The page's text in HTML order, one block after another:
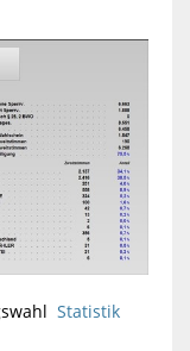
Statistik